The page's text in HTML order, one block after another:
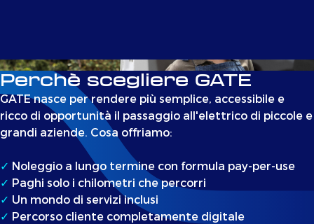
Perchè scegliere GATE
GATE nasce per rendere più semplice, accessibile e
ricco di opportunità il passaggio all'elettrico di piccole e
grandi aziende. Cosa offriamo:
✓ Noleggio a lungo termine con formula pay-per-use
✓ Paghi solo i chilometri che percorri
✓ Un mondo di servizi inclusi
✓ Percorso cliente completamente digitale